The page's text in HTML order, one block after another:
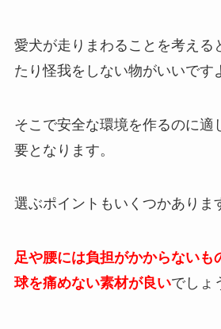
愛犬が走りまわることを考える
たり怪我をしない物がいいです
そこで安全な環境を作るのに適
要と なります。
選ぶポイントもいくつかありま
足や腰には負担がかからないも
球を痛めない素材が良いでしょ